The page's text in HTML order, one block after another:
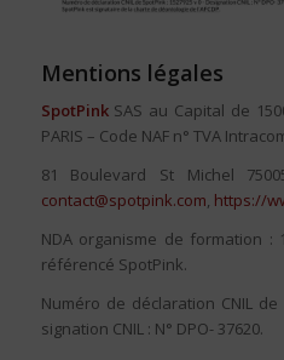
Mentions légales
SpotPink SAS au Capital de
PARIS – Code NAF n° TVA
81 Boulevard St Michel
contact@spotpink.com, https://
NDA organisme de formation :
référencé SpotPink.
Numéro de déclaration CNIL
signation CNIL : N° DPO- 37620.